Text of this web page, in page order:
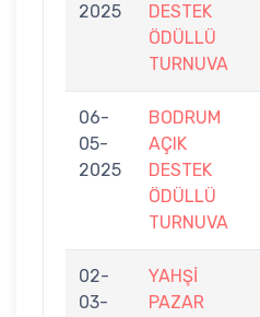
2025
DESTEK
ÖDÜLLÜ
TURNUVA
06-
05-
2025
BODRUM
AÇIK
DESTEK
ÖDÜLLÜ
TURNUVA
02-
03-
YAHŞİ
PAZAR